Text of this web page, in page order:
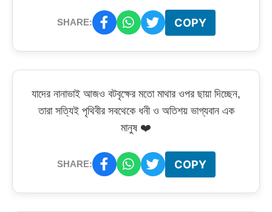
SHARE: COPY
যাদের নানাভাই আজও বটবৃক্ষের মতো মাথার ওপর ছায়া দিচ্ছেন,
তারা সত্যিই পৃথিবীর সবথেকে ধনী ও অতিশয় ভাগ্যবান এক
মানুষ ❤️
SHARE: COPY